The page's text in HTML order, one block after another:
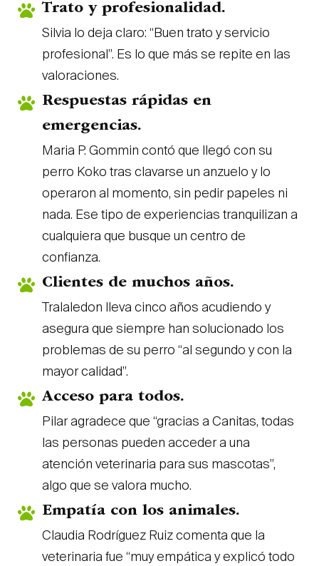
Trato y profesionalidad.
Silvia lo deja claro: “Buen trato y servicio
profesional”. Es lo que más se repite en las
valoraciones.
Respuestas rápidas en
emergencias.
Maria P. Gommin contó que llegó con su
perro Koko tras clavarse un anzuelo y lo
operaron al momento, sin pedir papeles ni
nada. Ese tipo de experiencias tranquilizan a
cualquiera que busque un centro de
confianza.
Clientes de muchos años.
Tralaledon lleva cinco años acudiendo y
asegura que siempre han solucionado los
problemas de su perro “al segundo y con la
mayor calidad”.
Acceso para todos.
Pilar agradece que “gracias a Canitas, todas
las personas pueden acceder a una
atención veterinaria para sus mascotas”,
algo que se valora mucho.
Empatía con los animales.
Claudia Rodríguez Ruiz comenta que la
veterinaria fue “muy empática y explicó todo